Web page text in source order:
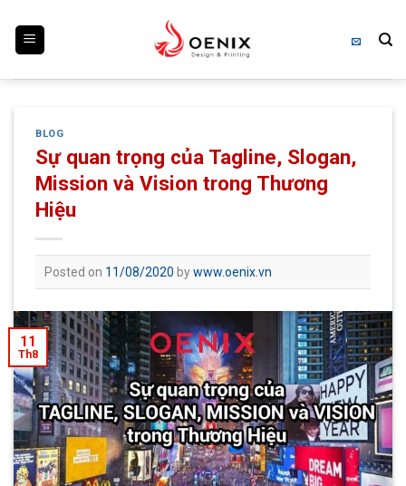
content
BLOG
Sự quan trọng của Tagline, Slogan,
Mission và Vision trong Thương
Hiệu
Posted on 11/08/2020 bywww.oenix.vn
11
Th8